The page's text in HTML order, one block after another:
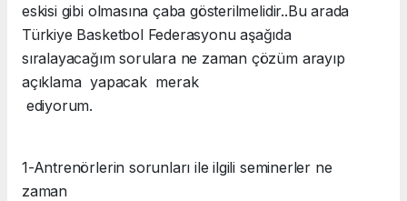
eskisi gibi olmasına çaba gösterilmelidir..Bu arada
Türkiye Basketbol Federasyonu aşağıda
sıralayacağım sorulara ne zaman çözüm arayıp
açıklama yapacak merak
1-Antrenörlerin sorunları ile ilgili seminerler ne
zaman